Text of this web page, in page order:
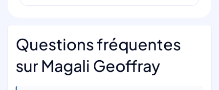
Questions fréquentes
sur Magali Geoffray